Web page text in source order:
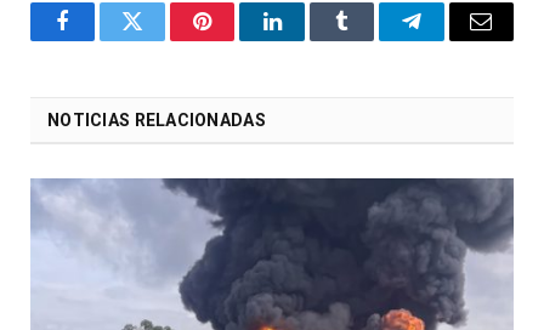
o
Twitter PinterestLinkedInTumblr Telegrama
E-
NOTICIAS RELACIONADAS